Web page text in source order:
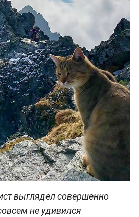
выглядел совершенно
не удивился